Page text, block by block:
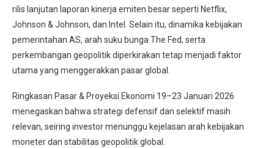
rilis lanjutan laporan kinerja emiten besar seperti Netflix,
Johnson & Johnson, dan Intel. Selain itu, dinamika kebijakan
pemerintahan AS, arah suku bunga The Fed, serta
perkembangan geopolitik diperkirakan tetap menjadi faktor
utama yang menggerakkan pasar global.
Ringkasan Pasar & Proyeksi Ekonomi 19–23 Januari 2026
menegaskan bahwa strategi defensif dan selektif masih
relevan, seiring investor menunggu kejelasan arah kebijakan
moneter dan stabilitas geopolitik global.